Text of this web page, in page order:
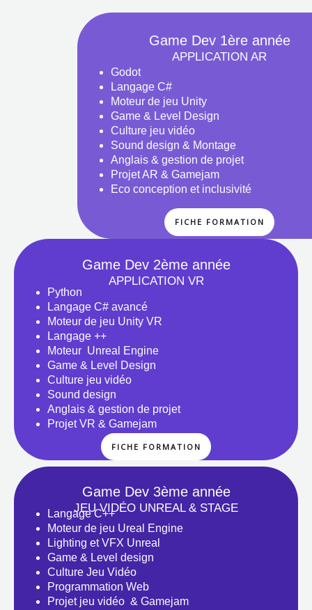
Game Dev 1ère année
APPLICATION AR
Godot
Langage C#
Moteur de jeu Unity
Game & Level Design
Culture jeu vidéo
Sound design & Montage
Anglais & gestion de projet
Projet AR & Gamejam
Eco conception et inclusivité
FICHE FORMATION
Game Dev 2ème année
APPLICATION VR
Python
Langage C# avancé
Moteur de jeu Unity VR
Langage ++
Moteur Unreal Engine
Game & Level Design
Culture jeu vidéo
Sound design
Anglais & gestion de projet
Projet VR & Gamejam
FICHE FORMATION
Game Dev 3ème année
JEU VIDÉO UNREAL & STAGE
Langage C++
Moteur de jeu Ureal Engine
Lighting et VFX Unreal
Game & Level design
Culture Jeu Vidéo
Programmation Web
Projet jeu vidéo & Gamejam